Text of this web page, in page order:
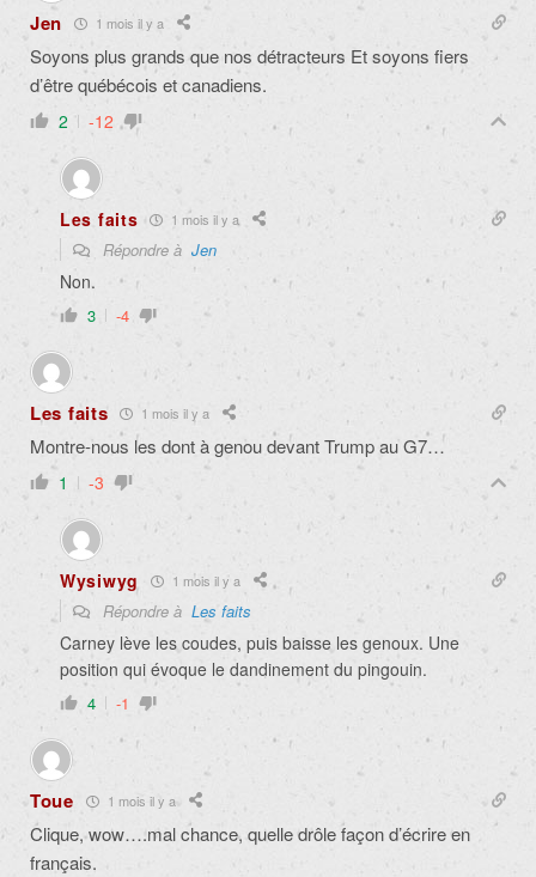
Jen 1 mois il y a
Soyons plus grands que nos détracteurs Et soyons fiers
d’être québécois et canadiens.
2 -12
Les faits 1 mois il y a
Répondre à Jen
Non.
3 -4
Les faits 1 mois il y a
Montre-nous les dont à genou devant Trump au G7…
1 -3
Wysiwyg 1 mois il y a
Répondre à Les faits
Carney lève les coudes, puis baisse les genoux. Une
position qui évoque le dandinement du pingouin.
4 -1
Toue 1 mois il y a
Clique, wow….mal chance, quelle drôle façon d’écrire en
français.